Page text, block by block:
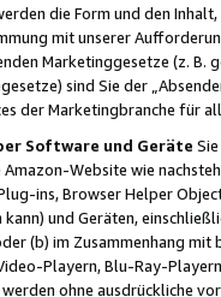
die Form und den
mit unserer
Marketinggesetze (z. B.
sind Sie der
der Marketingbranche für
Software und Geräte
Website wie
ins, Browser Helper
und Geräten,
(b) im Zusammenhang
Playern, Blu-Ray-
ohne ausdrückliche